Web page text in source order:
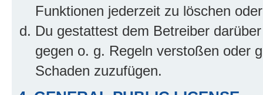
Funktionen jederzeit zu löschen
Du gestattest dem Betreiber
gegen o. g. Regeln verstoßen oder
Schaden zuzufügen.